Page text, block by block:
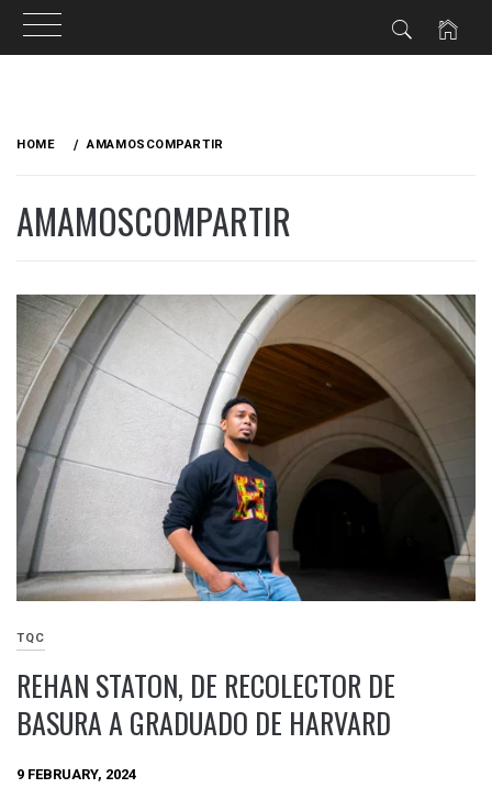
HOME AMAMOSCOMPARTIR
AMAMOSCOMPARTIR
TQC
REHAN STATON, DE RECOLECTOR DE
BASURA A GRADUADO DE HARVARD
9 FEBRUARY, 2024